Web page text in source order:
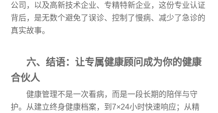
公司，以及高新技术企业、专精特新企业，这份专业认证
背后，是无数个避免了误诊、控制了慢病、减少了急诊的
真实故事。
六、结语：让专属健康顾问成为你的健康
合伙人
健康管理不是一次看病，而是一段长期的陪伴与守
护。从建立终身健康档案，到7×24小时快速响应；从精